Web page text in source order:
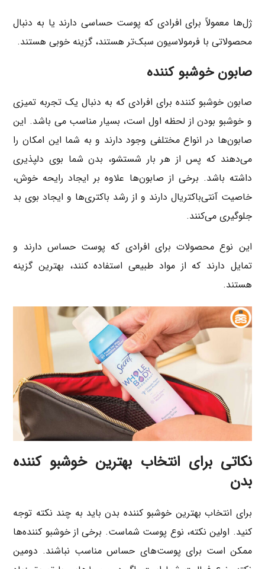
ژل‌ها معمولاً برای افرادی که پوست حساسی دارند یا به دنبال
محصولاتی با فرمولاسیون سبک‌تر هستند، گزینه خوبی هستند.
صابون خوشبو کننده
صابون‌ خوشبو کننده برای افرادی که به دنبال یک تجربه تمیزی
و خوشبو بودن از لحظه اول است، بسیار مناسب می باشد. این
صابون‌ها در انواع مختلفی وجود دارند و به شما این امکان را
می‌دهند که پس از هر بار شستشو، بدن شما بوی دلپذیری
داشته باشد. برخی از صابون‌ها علاوه بر ایجاد رایحه خوش،
خاصیت آنتی‌باکتریال دارند و از رشد باکتری‌ها و ایجاد بوی بد
جلوگیری می‌کنند.
این نوع محصولات برای افرادی که پوست حساس دارند و
تمایل دارند که از مواد طبیعی استفاده کنند، بهترین گزینه
هستند.
نکاتی برای انتخاب بهترین خوشبو کننده
بدن
برای انتخاب بهترین خوشبو کننده بدن باید به چند نکته توجه
کنید. اولین نکته، نوع پوست شماست. برخی از خوشبو کننده‌ها
ممکن است برای پوست‌های حساس مناسب نباشند. دومین